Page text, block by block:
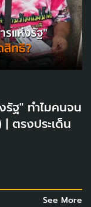
รัฐ" ทำไมคนจน
ตรงประเด็น
See More